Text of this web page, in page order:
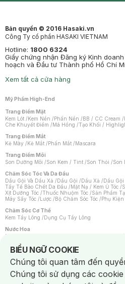
Bản quyền © 2016 Hasaki.vn
Công Ty cổ phần HASAKI VIETNAM
Hotline: 1800 6324
Giấy chứng nhận Đăng ký Kinh doanh
hoạch và Đầu tư Thành phố Hồ Chí
Xem tất cả cửa hàng
Mỹ Phẩm High-End
Trang Điểm Mặt
Kem Lót /Kem Nền /Phấn Nền /BB / CC Cream /
Che Khuyết Điểm /Má Hồng /Tạo Khối /
Trang Điểm Mắt
Kẻ Mày /Kẻ Mắt /Phấn Mắt /Mascara
Trang Điểm Môi
Son Dưỡng Môi /Son Kem / Tint /Son Thỏi /Son
Chăm Sóc Tóc Và Da Đầu
Dầu Gội Và Dầu Xả /Dầu Gội /Dầu Xả /Dầu Gội
Tẩy Tế Bào Chết Da Đầu /Mặt Nạ / Kem Ủ Tóc /
Xịt Dưỡng Tóc /Thuốc Nhuộm Tóc /Sản Phẩm
Máy Sấy Tóc /Lược /Bộ Chăm Sóc Tóc /Phụ Kiện
Chăm Sóc Cơ Thể
Kem Tẩy Lông /Dụng Cụ Tẩy Lông
Nước Hoa
Nước Hoa Nữ
Chăm Sóc Cá Nhân
Chống Muỗi /Khẩu Trang /Máy Massage/Mặt
Sản Phẩm Chăm Sóc Khác /Bàn Chải Đánh
Hỗ Trợ Trắng Răng/Kem Đánh Răng /Máy Tăm
Tăm / Chỉ Nha Khoa/ Xịt Thơm Miệng / Dung
BIỂU NGỮ COOKIE
Notice about cookies usage
Chúng tôi quan tâm đến
Chúng tôi sử dụng các